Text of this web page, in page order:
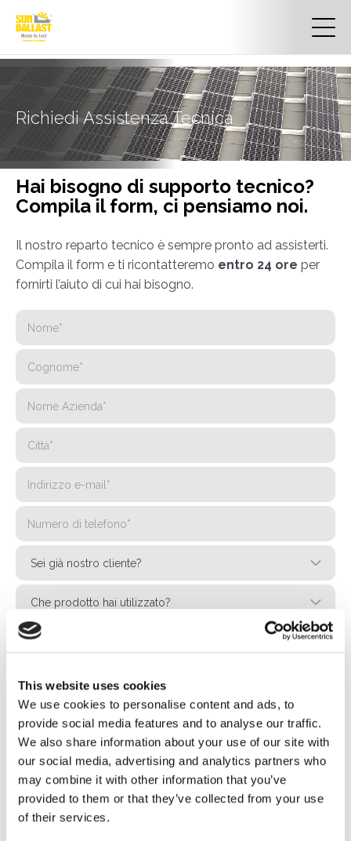
This website uses cookies
We use cookies to personalise content and ads, to
provide social media features and to analyse our traffic.
We also share information about your use of our site with
our social media, advertising and analytics partners who
may combine it with other information that you’ve
provided to them or that they’ve collected from your use
of their services.
Richiedi Assistenza Tecnica
Hai bisogno di supporto tecnico?
Compila il form, ci pensiamo noi.
Il nostro reparto tecnico è sempre pronto ad assisterti.
Compila il form e ti ricontatteremo entro 24 ore per
fornirti l’aiuto di cui hai bisogno.
Privacy*
Autorizzo il trattamento dei miei dati secondo quanto